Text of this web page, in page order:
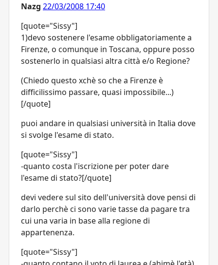
Nazg 22/03/2008 17:40
[quote="Sissy"]
1)devo sostenere l'esame obbligatoriamente a
Firenze, o comunque in Toscana, oppure posso
sostenerlo in qualsiasi altra città e/o Regione?
(Chiedo questo xchè so che a Firenze è
difficilissimo passare, quasi impossibile...)
[/quote]
puoi andare in qualsiasi università in Italia dove
si svolge l'esame di stato.
[quote="Sissy"]
-quanto costa l'iscrizione per poter dare
l'esame di stato?[/quote]
devi vedere sul sito dell'università dove pensi di
darlo perchè ci sono varie tasse da pagare tra
cui una varia in base alla regione di
appartenenza.
[quote="Sissy"]